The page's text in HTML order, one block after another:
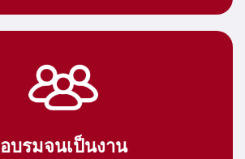
อบรมจนเป็นงาน